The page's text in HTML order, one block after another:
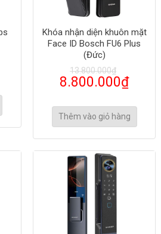
Khóa nhận diện khuôn mặt
Face ID Bosch FU6 Plus
(Đức)
13.800.000₫
8.800.000₫
Thêm vào giỏ hàng